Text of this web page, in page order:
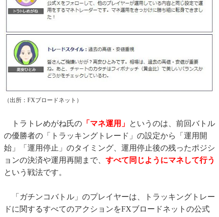
（出所：FXブロードネット）
トラトレめがね氏の 「マネ運用」 というのは、前回バトル
の優勝者の「トラッキングトレード」の設定から「運用開
始」「運用停止」のタイミング、運用停止後の残ったポジシ
ョンの決済や運用再開まで、 すべて同じようにマネして行う
という戦法です。
「ガチンコバトル」のプレイヤーは、トラッキングトレー
ドに関するすべてのアクションをFXブロードネットの公式